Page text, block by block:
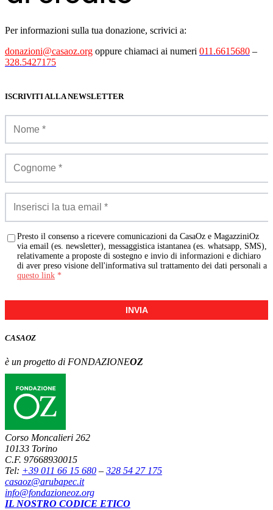
Per informazioni sulla tua donazione, scrivici a:
donazioni@casaoz.org oppure chiamaci ai numeri 011.6615680 –
328.5427175
ISCRIVITI ALLA NEWSLETTER
Presto il consenso a ricevere comunicazioni da CasaOz e MagazziniOz
via email (es. newsletter), messaggistica istantanea (es. whatsapp, SMS),
relativamente a proposte di sostegno e invio di informazioni e dichiaro
di aver preso visione dell'informativa sul trattamento dei dati personali a
questo link *
INVIA
CASAOZ
è un progetto di FONDAZIONEOZ
Corso Moncalieri 262
10133 Torino
C.F. 97668930015
Tel: +39 011 66 15 680 – 328 54 27 175
casaoz@arubapec.it
info@fondazioneoz.org
IL NOSTRO CODICE ETICO